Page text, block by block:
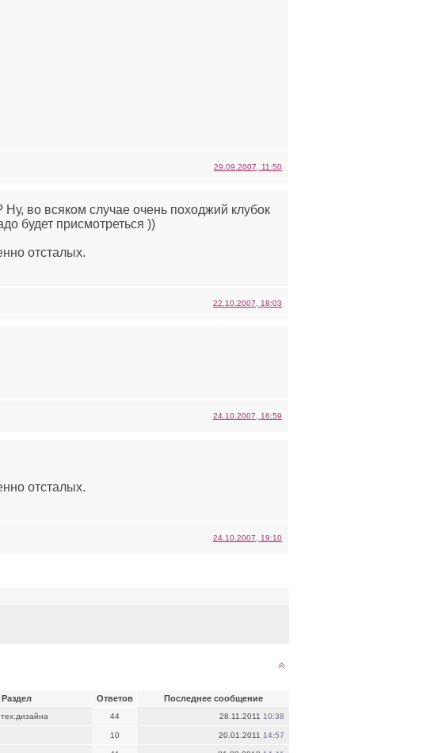
29.09.2007, 11:50
во всяком случае очень походжий клубок
будет присмотреться ))
отсталых.
22.10.2007, 18:03
24.10.2007, 16:59
отсталых.
24.10.2007, 19:10
Раздел Ответов Последнее сообщение
44 28.11.2011 10:38
10 20.01.2011 14:57